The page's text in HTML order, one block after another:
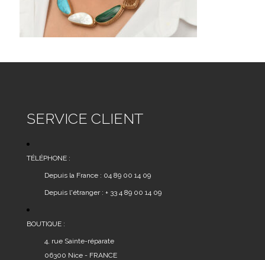
SERVICE CLIENT
TÉLÉPHONE :
Depuis la France : 04 89 00 14 09
Depuis l'étranger : + 33 4 89 00 14 09
BOUTIQUE :
4, rue Sainte-réparate
06300 Nice - FRANCE